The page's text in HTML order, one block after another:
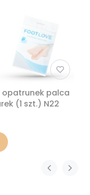
opatrunek palca
(1 szt.) N22